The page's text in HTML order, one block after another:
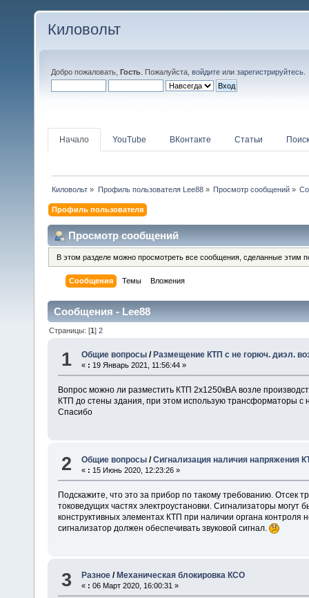
Киловольт
Добро пожаловать, Гость . Пожалуйста, войдите или зарегистрируйтесь
Начало YouTube ВКонтакте Статьи Поиск
Киловольт » Профиль пользователя Lee88» Просмотр сообщений»
Профиль пользователя
Просмотр сообщений
В этом разделе можно просмотреть все сообщения, сделанные этим
Сообщения Темы Вложения
Сообщения - Lee88
Страницы: [1]2
1 Общие вопросы / Размещение КТП с не горюч. диэл.
« : 19 Январь 2021, 11:56:44 »
Вопрос можно ли разместить КТП 2х1250кВА возле
КТП до стены здания, при этом использую трансформаторы
Спасибо
2 Общие вопросы /Сигнализация наличия напряжения
« : 15 Июнь 2020, 12:23:26 »
Подскажите, что это за прибор по такому требованию. Отсек
токоведущих частях электроустановки. Сигнализаторы
конструктивных элементах КТП при наличии органа
сигнализатор должен обеспечивать звуковой сигнал.
3 Разное / Механическая блокировка КСО
« : 06 Март 2020, 16:00:31 »